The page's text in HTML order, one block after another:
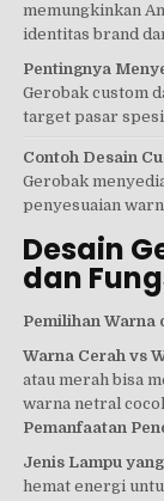
memungkinkan
identitas brand
Pentingnya
Gerobak custom
target pasar
Contoh Desain
Gerobak
penyesuaian
Desain
dan
Pemilihan Warna
Warna Cerah vs
atau merah bisa
warna netral
Pemanfaatan
Jenis Lampu
hemat energi